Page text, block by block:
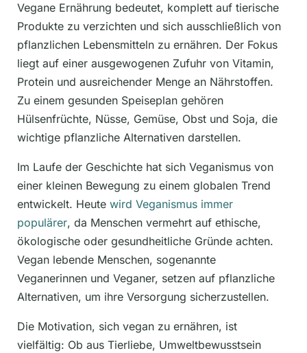
Vegane Ernährung bedeutet, komplett auf tierische
Produkte zu verzichten und sich ausschließlich von
pflanzlichen Lebensmitteln zu ernähren. Der Fokus
liegt auf einer ausgewogenen Zufuhr von Vitamin,
Protein und ausreichender Menge an Nährstoffen.
Zu einem gesunden Speiseplan gehören
Hülsenfrüchte, Nüsse, Gemüse, Obst und Soja, die
wichtige pflanzliche Alternativen darstellen.
Im Laufe der Geschichte hat sich Veganismus von
einer kleinen Bewegung zu einem globalen Trend
entwickelt. Heute wird Veganismus immer
populärer, da Menschen vermehrt auf ethische,
ökologische oder gesundheitliche Gründe achten.
Vegan lebende Menschen, sogenannte
Veganerinnen und Veganer, setzen auf pflanzliche
Alternativen, um ihre Versorgung sicherzustellen.
Die Motivation, sich vegan zu ernähren, ist
vielfältig: Ob aus Tierliebe, Umweltbewusstsein